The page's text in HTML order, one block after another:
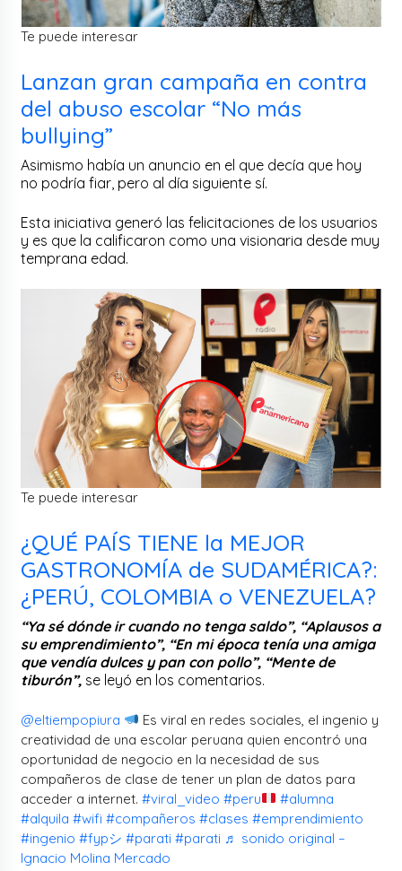
Te puede interesar
Lanzan gran campaña en contra
del abuso escolar “No más
bullying”
Asimismo había un anuncio en el que decía que hoy
no podría fiar, pero al día siguiente sí.
Esta iniciativa generó las felicitaciones de los usuarios
y es que la calificaron como una visionaria desde muy
temprana edad.
Te puede interesar
¿QUÉ PAÍS TIENE la MEJOR
GASTRONOMÍA de SUDAMÉRICA?:
¿PERÚ, COLOMBIA o VENEZUELA?
“Ya sé dónde ir cuando no tenga saldo”, “Aplausos a
su emprendimiento”, “En mi época tenía una amiga
que vendía dulces y pan con pollo”, “Mente de
tiburón”, se leyó en los comentarios.
@eltiempopiura
Es viral en redes sociales, el ingenio y
creatividad de una escolar peruana quien encontró una
oportunidad de negocio en la necesidad de sus
compañeros de clase de tener un plan de datos para
acceder a internet.#viral_video #peru
#alumna
#alquila #wifi #compañeros #clases #emprendimiento
#ingenio #fypシ #parati #parati ♬ sonido original –
Ignacio Molina Mercado